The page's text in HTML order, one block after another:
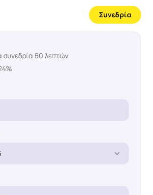
Συνεδρία
συνεδρία 60 λεπτών